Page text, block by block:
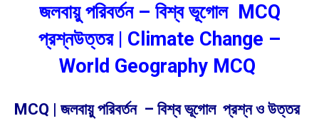
জলবায়ু পরিবর্তন – বিশ্ব ভূগোল MCQ
প্রশ্নউত্তর | Climate Change –
World Geography MCQ
MCQ | জলবায়ু পরিবর্তন – বিশ্ব ভূগোল প্রশ্ন ও উত্তর